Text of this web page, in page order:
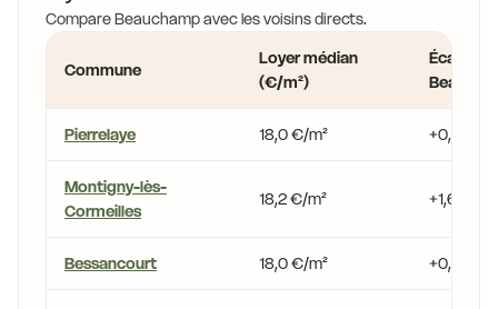
Compare Beauchamp avec les voisins directs.
Commune
Loyer médian
(€/m²)
Écart vs
Pierrelaye 18,0 €/m² +0,2 %
Montigny-lès-
Cormeilles
18,2 €/m² +1,6 %
Bessancourt 18,0 €/m² +0,5 %